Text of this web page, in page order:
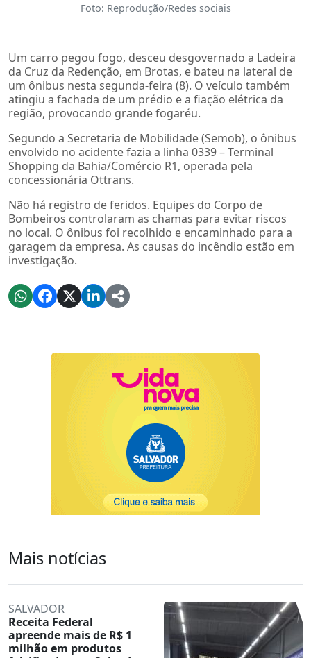
Foto: Reprodução/Redes sociais
Um carro pegou fogo, desceu desgovernado a Ladeira
da Cruz da Redenção, em Brotas, e bateu na lateral de
um ônibus nesta segunda-feira (8). O veículo também
atingiu a fachada de um prédio e a fiação elétrica da
região, provocando grande fogaréu.
Segundo a Secretaria de Mobilidade (Semob), o ônibus
envolvido no acidente fazia a linha 0339 – Terminal
Shopping da Bahia/Comércio R1, operada pela
concessionária Ottrans.
Não há registro de feridos. Equipes do Corpo de
Bombeiros controlaram as chamas para evitar riscos
no local. O ônibus foi recolhido e encaminhado para a
garagem da empresa. As causas do incêndio estão em
investigação.
Mais notícias
SALVADOR
Receita Federal
apreende mais de R$ 1
milhão em produtos